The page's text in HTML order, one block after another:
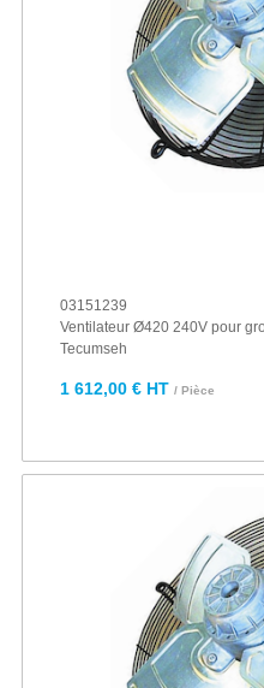
03151239
Ventilateur Ø420 240V pour
Tecumseh
1 612,00 € HT / Pièce